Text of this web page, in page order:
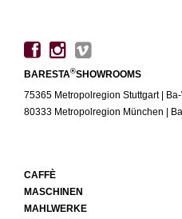
BARESTA®SHOWROOMS
75365 Metropolregion Stuttgart | Ba-
80333 Metropolregion München |
CAFFÈ
MASCHINEN
MAHLWERKE